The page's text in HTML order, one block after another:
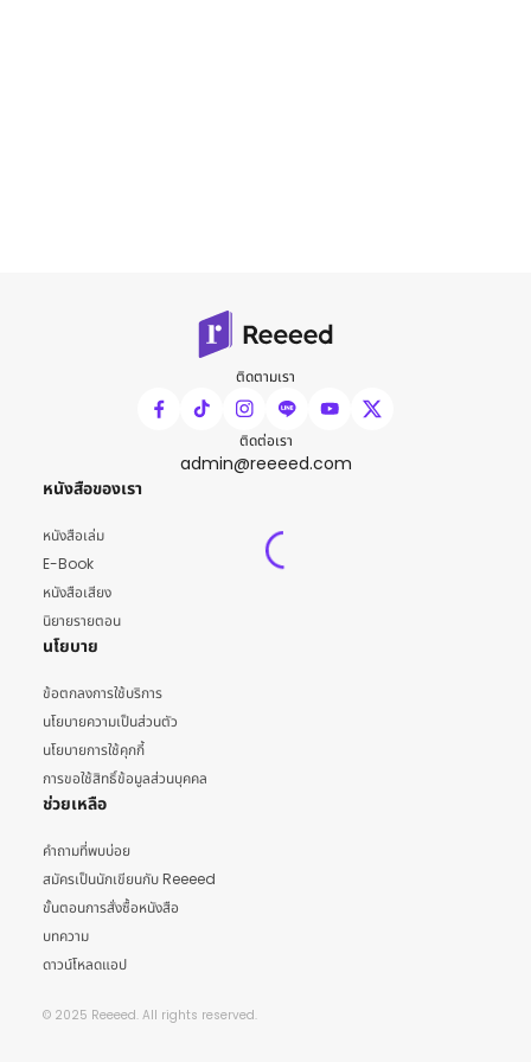
ติดตามเรา
ติดต่อเรา
admin@reeeed.com
หนังสือของเรา
หนังสือเล่ม
E-Book
หนังสือเสียง
นิยายรายตอน
นโยบาย
ข้อตกลงการใช้บริการ
นโยบายความเป็นส่วนตัว
นโยบายการใช้คุกกี้
การขอใช้สิทธิ์ข้อมูลส่วนบุคคล
ช่วยเหลือ
คำถามที่พบบ่อย
สมัครเป็นนักเขียนกับ Reeeed
ขั้นตอนการสั่งซื้อหนังสือ
บทความ
ดาวน์โหลดแอป
© 2025 Reeeed. All rights reserved.